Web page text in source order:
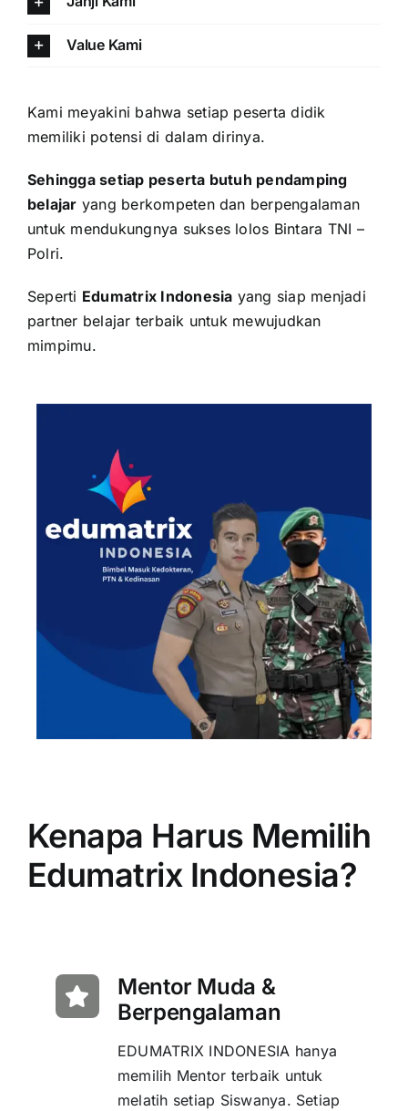
Value Kami
Kami meyakini bahwa setiap peserta didik
memiliki potensi di dalam dirinya.
Sehingga setiap peserta butuh pendamping
belajar yang berkompeten dan berpengalaman
untuk mendukungnya sukses lolos Bintara TNI –
Polri.
Seperti Edumatrix Indonesia yang siap menjadi
partner belajar terbaik untuk mewujudkan
mimpimu.
Kenapa Harus Memilih
Edumatrix Indonesia?
Mentor Muda &
Berpengalaman
EDUMATRIX INDONESIA hanya
memilih Mentor terbaik untuk
melatih setiap Siswanya. Setiap